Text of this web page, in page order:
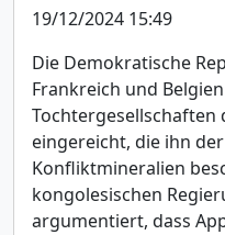
19/12/2024 15:49
Die Demokratische
Frankreich und
Tochtergesellschaften
eingereicht, die ihn
Konfliktmineralien
kongolesischen
argumentiert, dass